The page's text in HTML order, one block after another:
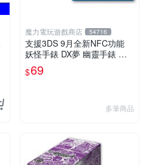
魔力電玩遊戲商店 54716
支援3DS 9月全新NFC功能
妖怪手錶 DX夢 幽靈手錶 專
用徽章 夢02 地獄 抓住夢想的
機會 單包【板橋魔力】
$69
多筆商品